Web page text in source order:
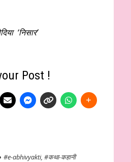
‘निसार’
Post !
#e-abhivyakti, #कथा-कहानी